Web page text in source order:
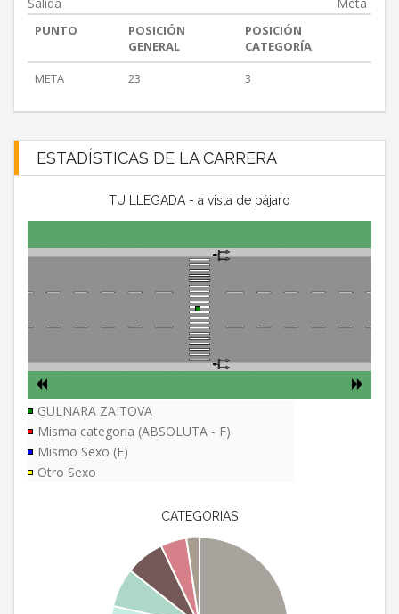
Salida Meta
PUNTO
POSICIÓN
GENERAL
POSICIÓN
CATEGORÍA
META
23 3
ESTADÍSTICAS DE LA CARRERA
TU LLEGADA - a vista de pájaro
GULNARA ZAITOVA
Misma categoria (ABSOLUTA - F)
Mismo Sexo (F)
Otro Sexo
CATEGORIAS